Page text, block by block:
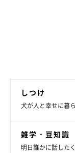
しつけ
犬が人と幸せに暮
雑学・豆知識
明日誰かに話した